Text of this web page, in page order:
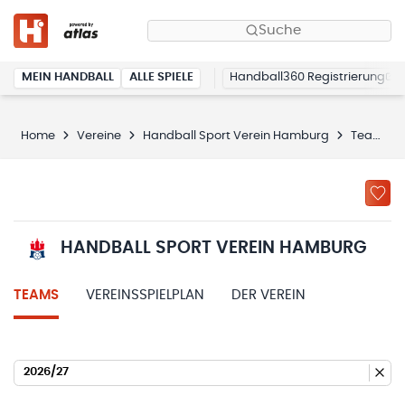
Suche
MEIN HANDBALL ALLE SPIELE Handball360 Registrierung
Home Vereine Handball Sport Verein Hamburg Teams
HANDBALL SPORT VEREIN HAMBURG
TEAMS VEREINSSPIELPLAN DER VEREIN
2026/27